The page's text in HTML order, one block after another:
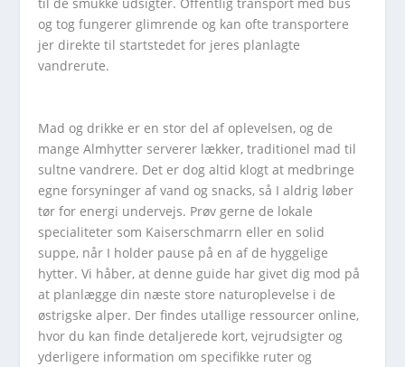
og tog fungerer glimrende og kan ofte transportere
jer direkte til startstedet for jeres planlagte
vandrerute.
Mad og drikke er en stor del af oplevelsen, og de
mange Almhytter serverer lækker, traditionel mad til
sultne vandrere. Det er dog altid klogt at medbringe
egne forsyninger af vand og snacks, så I aldrig løber
tør for energi undervejs. Prøv gerne de lokale
specialiteter som Kaiserschmarrn eller en solid
suppe, når I holder pause på en af de hyggelige
hytter. Vi håber, at denne guide har givet dig mod på
at planlægge din næste store naturoplevelse i de
østrigske alper. Der findes utallige ressourcer online,
hvor du kan finde detaljerede kort, vejrudsigter og
yderligere information om specifikke ruter og